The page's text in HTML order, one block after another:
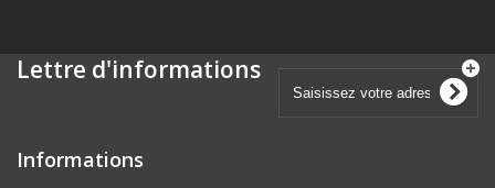
Lettre d'informations
Informations